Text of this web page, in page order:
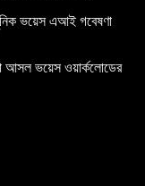
ভয়েস এআই গবেষণা
আসল ভয়েস ওয়ার্কলোডের